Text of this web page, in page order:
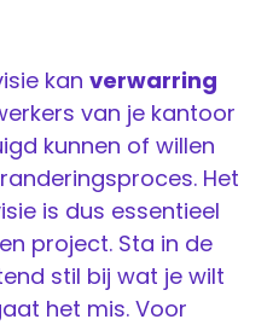
kanverwarring
van je kantoor
kunnen of willen
Het
is dus essentieel
project. Sta in de
stil bij wat je wilt
het mis. Voor